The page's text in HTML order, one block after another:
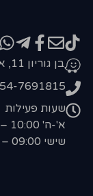
בן גוריון 11, אשקלון
7691815
שעות פעילות
א'-ה' 10:00 – 18:00
שישי 09:00 – 13:00